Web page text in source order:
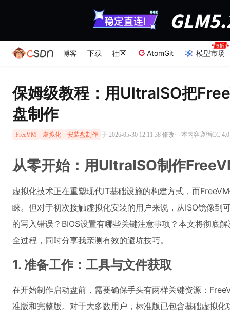
博客 下载 社区 AtomGit 模型市场
保姆级教程：用UltraISO把
盘制作
FreeVM 虚拟化 安装盘制作 于 2026-05-30 12:11:38 修改· 本内容遵循CC
从零开始：用UltraISO制作
虚拟化技术正在重塑现代IT基础设施的构建方式，而
睐。但对于初次接触虚拟化安装的用户来说，从ISO镜像
的写入错误？BIOS设置有哪些关键注意事项？本文将彻底
全过程，同时分享我亲测有效的避坑技巧。
1. 准备工作：工具与文件获取
在开始制作启动盘前，需要确保手头有两样关键资源：
准版和完整版。对于大多数用户，标准版已包含基础虚拟化